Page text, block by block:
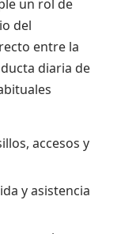
un rol de
del
entre la
diaria de
accesos y
y asistencia